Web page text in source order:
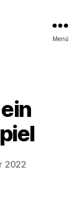
Menü
2022